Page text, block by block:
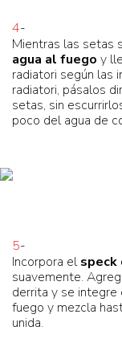
4-
Mientras las setas
agua al fuego y
radiatori según las
radiatori, pásalos
setas, sin
poco del agua de
5-
Incorpora el speck
suavemente.
derrita y se
fuego y mezcla
unida.